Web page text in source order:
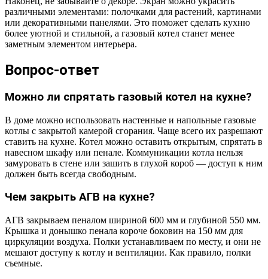
различными элементами: полочками для растений, картинами
или декоративными панелями. Это поможет сделать кухню
более уютной и стильной, а газовый котел станет менее
заметным элементом интерьера.
Вопрос-ответ
Можно ли спрятать газовый котел на кухне?
В доме можно использовать настенные и напольные газовые
котлы с закрытой камерой сгорания. Чаще всего их разрешают
ставить на кухне. Котел можно оставить открытым, спрятать в
навесном шкафу или пенале. Коммуникации котла нельзя
замуровать в стене или зашить в глухой короб — доступ к ним
должен быть всегда свободным.
Чем закрыть АГВ на кухне?
АГВ закрываем пеналом шириной 600 мм и глубиной 550 мм.
Крышка и донышко пенала короче боковин на 150 мм для
циркуляции воздуха. Полки устанавливаем по месту, и они не
мешают доступу к котлу и вентиляции. Как правило, полки
съемные.